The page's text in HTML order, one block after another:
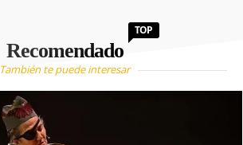
Recomendado
TOP
También te puede interesar